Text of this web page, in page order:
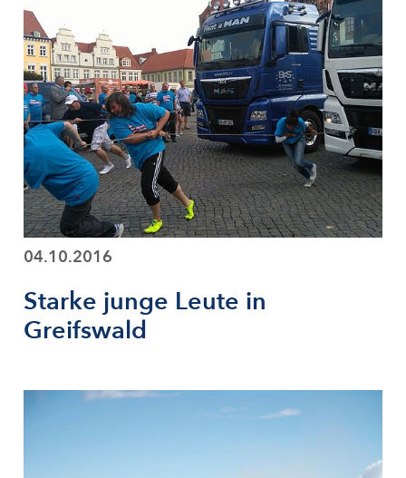
04.10.2016
Starke junge Leute in
Greifswald